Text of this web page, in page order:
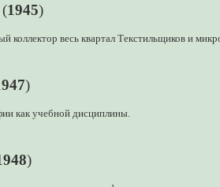
1945)
коллектор весь квартал Текстильщиков и
)
как учебной дисциплины.
)